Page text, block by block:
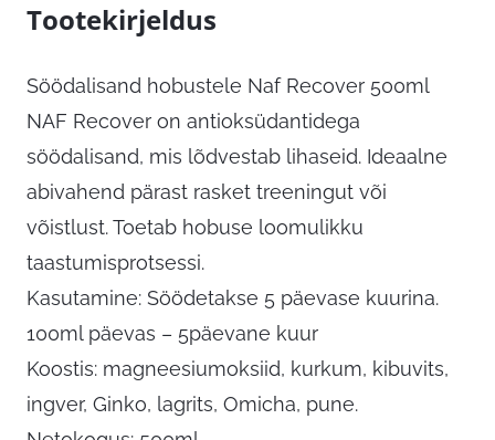
Tootekirjeldus
Söödalisand hobustele Naf Recover 500ml
NAF Recover on antioksüdantidega
söödalisand, mis lõdvestab lihaseid. Ideaalne
abivahend pärast rasket treeningut või
võistlust. Toetab hobuse loomulikku
taastumisprotsessi.
Kasutamine: Söödetakse 5 päevase kuurina.
100ml päevas – 5päevane kuur
Koostis: magneesiumoksiid, kurkum, kibuvits,
ingver, Ginko, lagrits, Omicha, pune.